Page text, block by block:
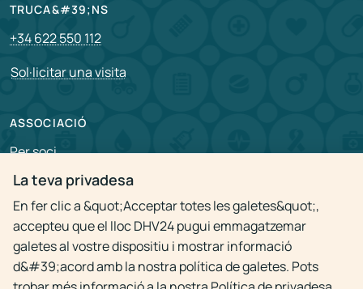
La teva privadesa
En fer clic a &quot;Acceptar totes les galetes&quot;,
accepteu que el lloc DHV24 pugui emmagatzemar
galetes al vostre dispositiu i mostrar informació
d&#39;acord amb la nostra política de galetes. Pots
TRUCA&#39;NS
+34 622 550 112
Sol·licitar una visita
ASSOCIACIÓ
Per soci
Vacants
Política de privacitat